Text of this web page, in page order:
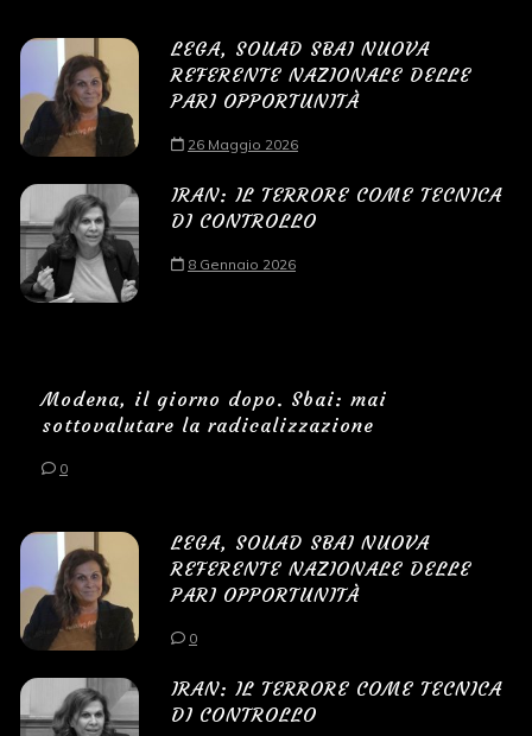
LEGA, SOUAD SBAI NUOVA
REFERENTE NAZIONALE DELLE
PARI OPPORTUNITÀ
26 Maggio 2026
IRAN: IL TERRORE COME TECNICA
DI CONTROLLO
8 Gennaio 2026
Modena, il giorno dopo. Sbai: mai
sottovalutare la radicalizzazione
0
LEGA, SOUAD SBAI NUOVA
REFERENTE NAZIONALE DELLE
PARI OPPORTUNITÀ
0
IRAN: IL TERRORE COME TECNICA
DI CONTROLLO